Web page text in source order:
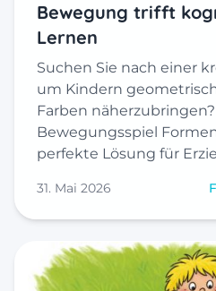
Bewegung trifft
Lernen
Suchen Sie nach einer
um Kindern
Farben
Bewegungsspiel
perfekte Lösung für
31. Mai 2026